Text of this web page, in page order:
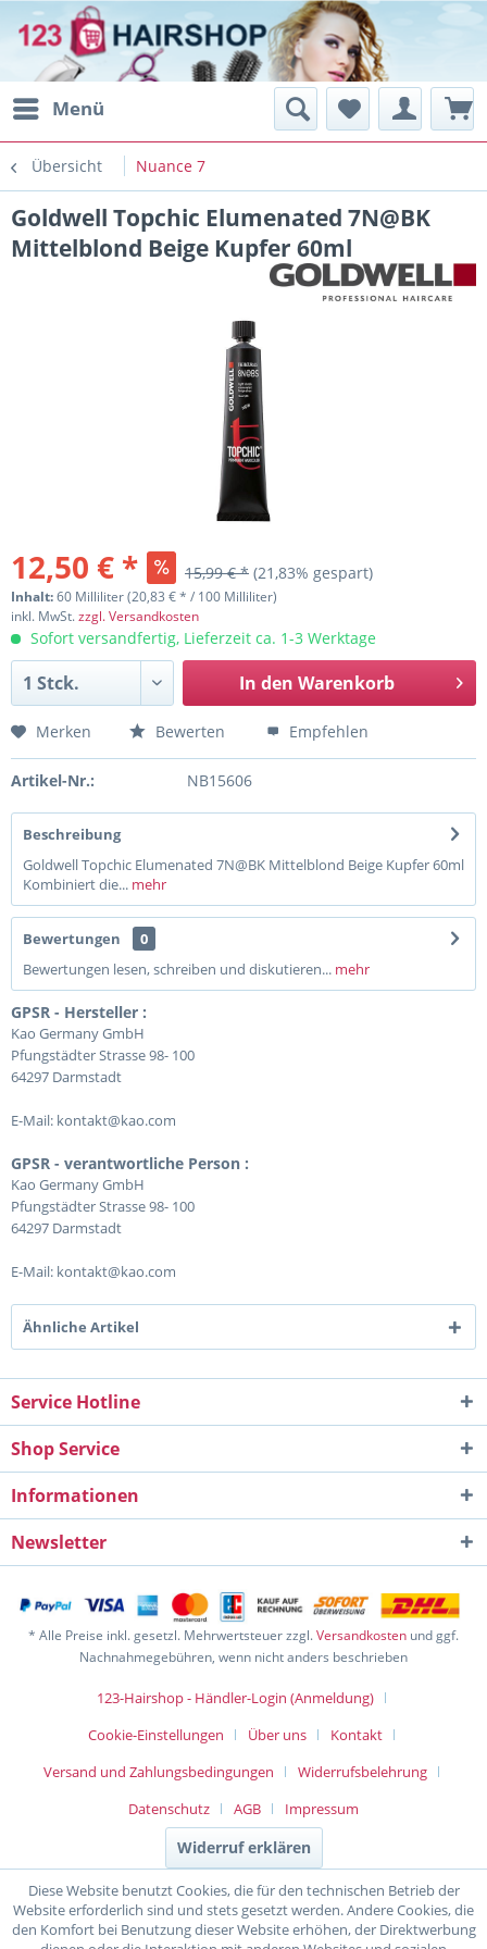
Menü
Übersicht Nuance 7
Goldwell Topchic Elumenated 7N@BK
Mittelblond Beige Kupfer 60ml
12,50 € * 15,99 € * (21,83% gespart)
Inhalt:60 Milliliter (20,83 € * / 100 Milliliter)
inkl. MwSt.zzgl. Versandkosten
Sofort versandfertig, Lieferzeit ca. 1-3 Werktage
In den Warenkorb
Merken Bewerten Empfehlen
Artikel-Nr.: NB15606
Beschreibung
Goldwell Topchic Elumenated 7N@BK Mittelblond Beige Kupfer 60ml
Kombiniert die... mehr
Bewertungen
0
Bewertungen lesen, schreiben und diskutieren... mehr
GPSR - Hersteller :
Kao Germany GmbH
Pfungstädter Strasse 98- 100
64297 Darmstadt
E-Mail: kontakt@kao.com
GPSR - verantwortliche Person :
Kao Germany GmbH
Pfungstädter Strasse 98- 100
64297 Darmstadt
E-Mail: kontakt@kao.com
Ähnliche Artikel
Service Hotline
Shop Service
Informationen
Newsletter
* Alle Preise inkl. gesetzl. Mehrwertsteuer zzgl.Versandkosten und ggf.
Nachnahmegebühren, wenn nicht anders beschrieben
123-Hairshop - Händler-Login (Anmeldung)
Cookie-Einstellungen
Über uns
Kontakt
Versand und Zahlungsbedingungen
Widerrufsbelehrung
Datenschutz
AGB Impressum
Widerruf erklären
Diese Website benutzt Cookies, die für den technischen Betrieb der
Website erforderlich sind und stets gesetzt werden. Andere Cookies, die
den Komfort bei Benutzung dieser Website erhöhen, der Direktwerbung